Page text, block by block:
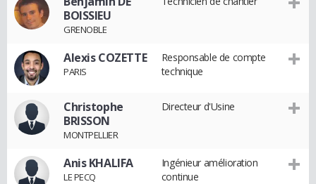
BOISSIEU
GRENOBLE
Alexis COZETTE
PARIS
Responsable de compte
technique
Christophe
BRISSON
MONTPELLIER
Directeur d'Usine
Anis KHALIFA
LE PECQ
Ingénieur amélioration
continue